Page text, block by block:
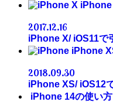
iPhone
2017.12.16
iPhone X/ iOS11で
iPhone
2018.09.30
iPhone XS/ iOS12
iPhone 14の使い方